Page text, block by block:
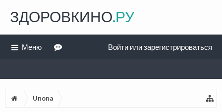
Unona
ЗДОРОВКИНО.РУ
Меню Войти или зарегистрироваться